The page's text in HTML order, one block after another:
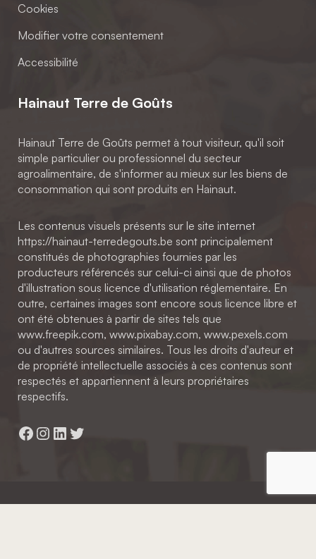
Cookies
Modifier votre consentement
Accessibilité
Hainaut Terre de Goûts
Hainaut Terre de Goûts permet à tout visiteur, qu'il soit
simple particulier ou professionnel du secteur
agroalimentaire, de s'informer au mieux sur les biens de
consommation qui sont produits en Hainaut.
Les contenus visuels présents sur le site internet
https://hainaut-terredegouts.be sont principalement
constitués de photographies fournies par les
producteurs référencés sur celui-ci ainsi que de photos
d'illustration sous licence d'utilisation réglementaire. En
outre, certaines images sont encore sous licence libre et
ont été obtenues à partir de sites tels que
www.freepik.com, www.pixabay.com, www.pexels.com
ou d'autres sources similaires. Tous les droits d'auteur et
de propriété intellectuelle associés à ces contenus sont
respectés et appartiennent à leurs propriétaires
respectifs.
Facebook
Instagram
LinkedIn
Twitter